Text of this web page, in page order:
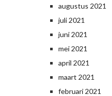
augustus 2021
juli 2021
juni 2021
mei 2021
april 2021
maart 2021
februari 2021